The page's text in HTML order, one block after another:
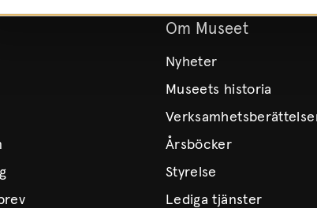
Om Museet
Nyheter
Museets historia
Årsböcker
Styrelse
Lediga tjänster